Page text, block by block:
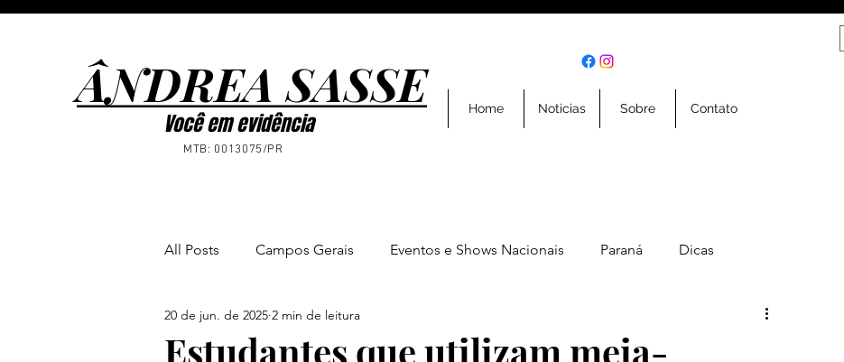
ÂNDREA SASSE
ÂNDREA SASSE
Você em evidência
MTB: 0013075/PR
Home Noticias Sobre Contato
All Posts Campos Gerais Eventos e Shows Nacionais Paraná Dicas
Ponta Grossa Notícias
Estudantes que utilizam meia-
20 de jun. de 2025 2 min de leitura